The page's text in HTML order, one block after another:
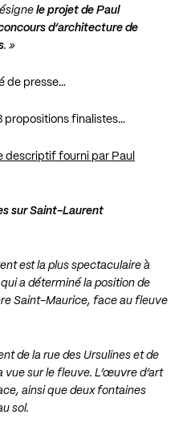
le projet de Paul
d’architecture de
. »
de presse…
propositions finalistes…
descriptif fourni par Paul
sur Saint-Laurent
est la plus spectaculaire à
a déterminé la position de
Saint-Maurice, face au fleuve
de la rue des Ursulines et de
vue sur le fleuve. L’œuvre d’art
ainsi que deux fontaines
sol.